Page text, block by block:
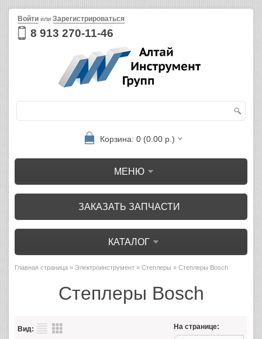
8 913 270-11-46
Войти или Зарегистрироваться
Корзина: 0 (0.00 р.)
МЕНЮ
ЗАКАЗАТЬ ЗАПЧАСТИ
КАТАЛОГ
Главная страница » Электроинструмент » Степлеры » Степлеры Bosch
Степлеры Bosch
Вид: На странице: